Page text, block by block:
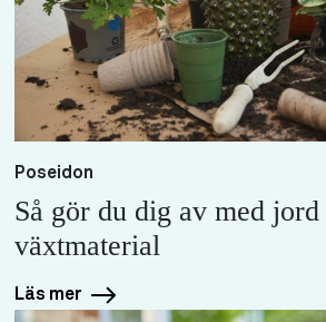
Poseidon
Så gör du dig av med jord
växtmaterial
Läs mer